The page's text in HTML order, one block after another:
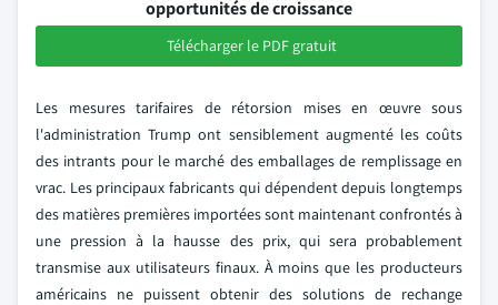
opportunités de croissance
Télécharger le PDF gratuit
Les mesures tarifaires de rétorsion mises en œuvre sous
l'administration Trump ont sensiblement augmenté les coûts
des intrants pour le marché des emballages de remplissage en
vrac. Les principaux fabricants qui dépendent depuis longtemps
des matières premières importées sont maintenant confrontés à
une pression à la hausse des prix, qui sera probablement
transmise aux utilisateurs finaux. À moins que les producteurs
américains ne puissent obtenir des solutions de rechange